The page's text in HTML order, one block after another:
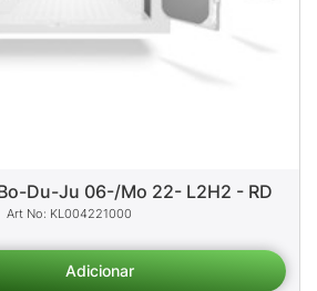
Du-Ju 06-/Mo 22- L2H2 - RD
KL004221000